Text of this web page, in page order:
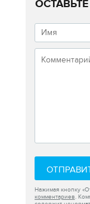
Нажимая кнопку
комментариев.